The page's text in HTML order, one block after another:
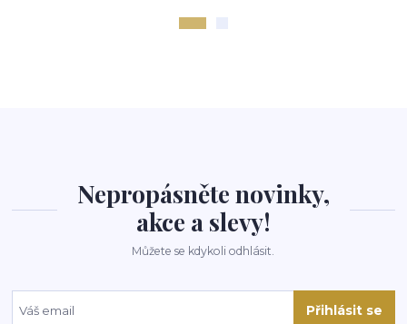
Nepropásněte novinky,
akce a slevy!
Můžete se kdykoli odhlásit.
Přihlásit se